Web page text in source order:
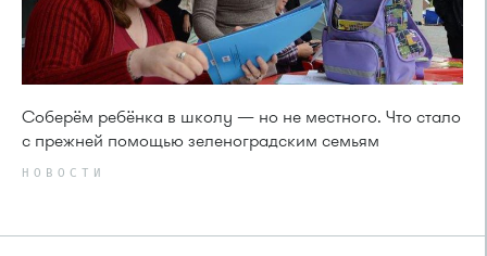
Соберём ребёнка в школу — но не местного. Что стало
с прежней помощью зеленоградским семьям
НОВОСТИ